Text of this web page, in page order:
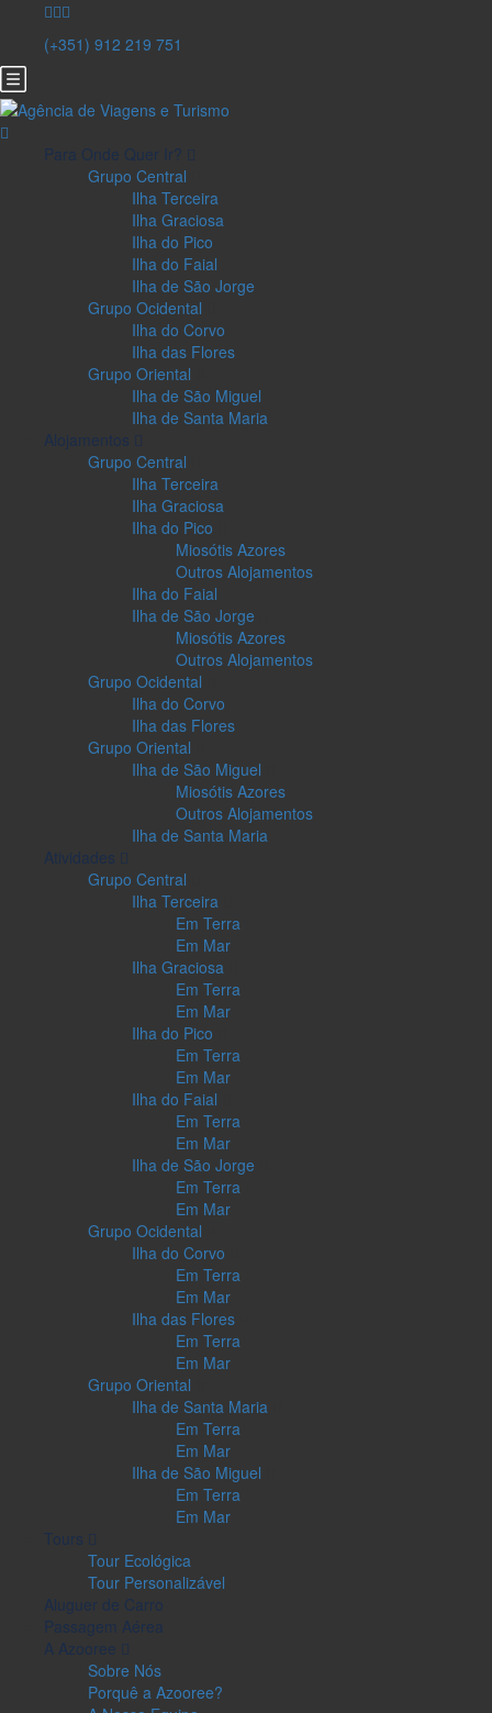
(+351) 912 219 751
Para Onde Quer Ir?
Grupo Central
Ilha Terceira
Ilha Graciosa
Ilha do Pico
Ilha do Faial
Ilha de São Jorge
Grupo Ocidental
Ilha do Corvo
Ilha das Flores
Grupo Oriental
Ilha de São Miguel
Ilha de Santa Maria
Alojamentos
Grupo Central
Ilha Terceira
Ilha Graciosa
Ilha do Pico
Miosótis Azores
Outros Alojamentos
Ilha do Faial
Ilha de São Jorge
Miosótis Azores
Outros Alojamentos
Grupo Ocidental
Ilha do Corvo
Ilha das Flores
Grupo Oriental
Ilha de São Miguel
Miosótis Azores
Outros Alojamentos
Ilha de Santa Maria
Atividades
Grupo Central
Ilha Terceira
Em Terra
Em Mar
Ilha Graciosa
Em Terra
Em Mar
Ilha do Pico
Em Terra
Em Mar
Ilha do Faial
Em Terra
Em Mar
Ilha de São Jorge
Em Terra
Em Mar
Grupo Ocidental
Ilha do Corvo
Em Terra
Em Mar
Ilha das Flores
Em Terra
Em Mar
Grupo Oriental
Ilha de Santa Maria
Em Terra
Em Mar
Ilha de São Miguel
Em Terra
Em Mar
Tours
Tour Ecológica
Tour Personalizável
Aluguer de Carro
Passagem Aérea
A Azooree
Sobre Nós
Porquê a Azooree?